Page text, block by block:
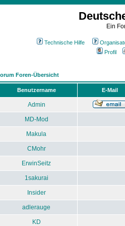
Ein
Technische Hilfe
Profil
Foren-Übersicht
Benutzername E-Mail
Admin
MD-Mod
Makula
CMohr
ErwinSeitz
1sakurai
Insider
adlerauge
KD